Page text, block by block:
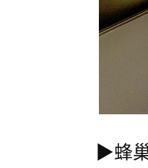
▶︎蜂